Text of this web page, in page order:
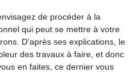
de procéder à la
qui peut se mettre à votre
D’après ses explications, le
des travaux à faire, et donc
en faites, ce dernier vous